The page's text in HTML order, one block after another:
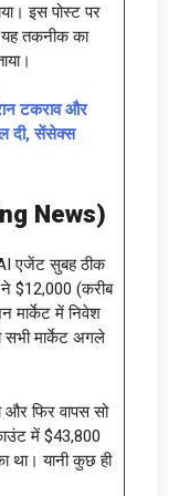
इस पोस्ट पर
यह तकनीक का
टकराव और
दी, सेंसेक्स
News)
एजेंट सुबह ठीक
$12,000 (करीब
मार्केट में निवेश
सभी मार्केट अगले
और फिर वापस सो
में $43,800
यानी कुछ ही